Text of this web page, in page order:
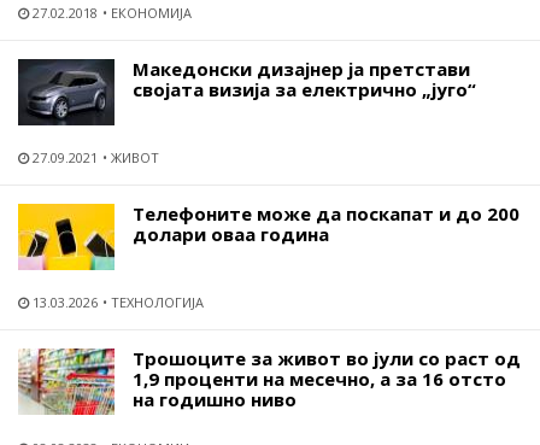
27.02.2018 ЕКОНОМИЈА
Македонски дизајнер ја претстави
својата визија за електрично „југо“
27.09.2021 ЖИВОТ
Телефоните може да поскапат и до 200
долари оваа година
13.03.2026 ТЕХНОЛОГИЈА
Трошоците за живот во јули со раст од
1,9 проценти на месечно, а за 16 отсто
на годишно ниво